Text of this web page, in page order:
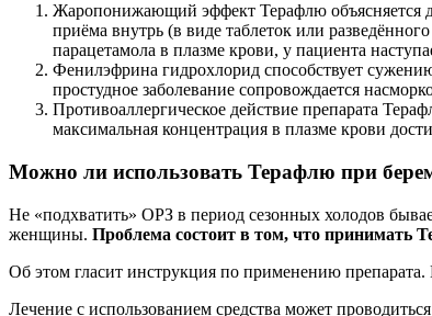
Жаропонижающий эффект Терафлю объясняется
приёма внутрь (в виде таблеток или
парацетамола в плазме крови, у пациента
Фенилэфрина гидрохлорид способствует
простудное заболевание сопровождается
Противоаллергическое действие препарата
максимальная концентрация в плазме крови
Можно ли использовать Терафлю при
Не «подхватить» ОРЗ в период сезонных холодов
женщины. Проблема состоит в том, что принимать
Об этом гласит инструкция по применению
Лечение с использованием средства может